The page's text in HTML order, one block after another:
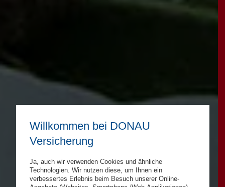
Willkommen bei DONAU
Versicherung
Ja, auch wir verwenden Cookies und ähnliche
Technologien. Wir nutzen diese, um Ihnen ein
verbessertes Erlebnis beim Besuch unserer Online-